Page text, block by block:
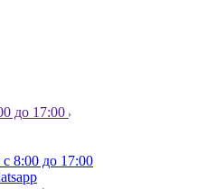
до 17:00
8:00 до 17:00